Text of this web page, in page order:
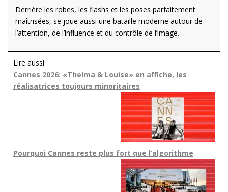
Derrière les robes, les flashs et les poses parfaitement
maîtrisées, se joue aussi une bataille moderne autour de
l’attention, de l’influence et du contrôle de l’image.
Lire aussi
Cannes 2026: «Thelma & Louise» en affiche, les
réalisatrices toujours minoritaires
Pourquoi Cannes reste plus fort que l’algorithme